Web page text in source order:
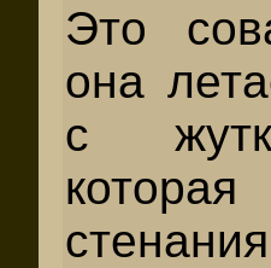
Это
она
с